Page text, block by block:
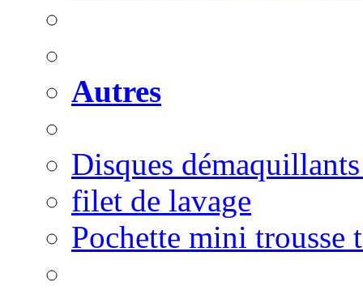
Autres
Disques
filet de lavage
Pochette mini trousse